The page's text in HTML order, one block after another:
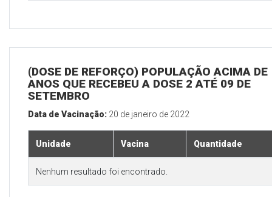
(DOSE DE REFORÇO) POPULAÇÃO ACIMA DE
ANOS QUE RECEBEU A DOSE 2 ATÉ 09 DE
SETEMBRO
Data de Vacinação: 20 de janeiro de 2022
Unidade Vacina Quantidade
Nenhum resultado foi encontrado.